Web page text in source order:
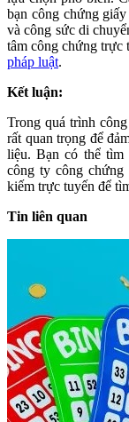
bạn công chứng
và công sức di
tâm công chứng trực
pháp luật.
Kết luận:
Trong quá trình
rất quan trọng để
liệu. Bạn có thể tìm
công ty công chứng
kiếm trực tuyến để
Tin liên quan